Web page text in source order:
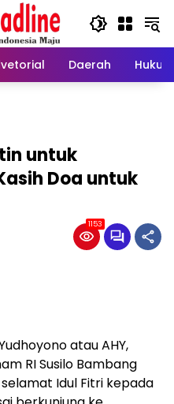
Daerah Hukum
untuk
Doa untuk
1153
atau AHY,
RI Susilo Bambang
Idul Fitri kepada